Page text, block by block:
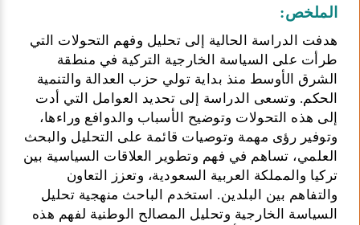
الملخص:
هدفت الدراسة الحالية إلى تحليل وفهم التحولات التي
طرأت على السياسة الخارجية التركية في منطقة
الشرق الأوسط منذ بداية تولي حزب العدالة والتنمية
الحكم. وتسعى الدراسة إلى تحديد العوامل التي أدت
إلى هذه التحولات وتوضيح الأسباب والدوافع وراءها،
وتوفير رؤى مهمة وتوصيات قائمة على التحليل والبحث
العلمي، تساهم في فهم وتطوير العلاقات السياسية بين
تركيا والمملكة العربية السعودية، وتعزز التعاون
والتفاهم بين البلدين. استخدم الباحث منهجية تحليل
السياسة الخارجية وتحليل المصالح الوطنية لفهم هذه